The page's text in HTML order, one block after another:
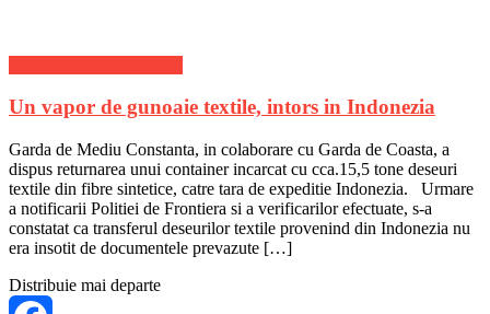
Un vapor de gunoaie textile, intors in Indonezia
Garda de Mediu Constanta, in colaborare cu Garda de Coasta, a
dispus returnarea unui container incarcat cu cca.15,5 tone deseuri
textile din fibre sintetice, catre tara de expeditie Indonezia. Urmare
a notificarii Politiei de Frontiera si a verificarilor efectuate, s-a
constatat ca transferul deseurilor textile provenind din Indonezia nu
era insotit de documentele prevazute […]
Distribuie mai departe